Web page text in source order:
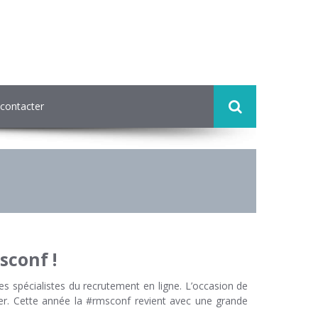
!
du recrutement en ligne. L’occasion de
Cette année la #rmsconf revient avec une grande